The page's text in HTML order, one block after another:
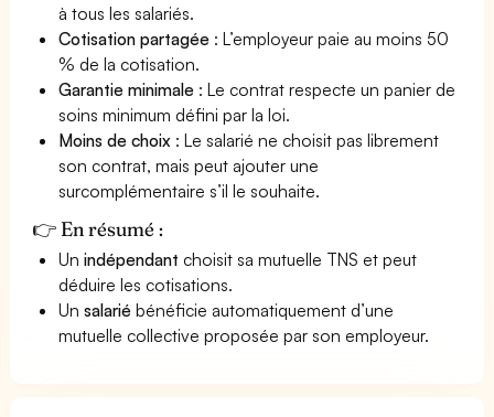
à tous les salariés.
Cotisation partagée : L’employeur paie au moins 50
% de la cotisation.
Garantie minimale : Le contrat respecte un panier de
soins minimum défini par la loi.
Moins de choix : Le salarié ne choisit pas librement
son contrat, mais peut ajouter une
surcomplémentaire s’il le souhaite.
👉 En résumé :
Unindépendant choisit sa mutuelle TNS et peut
déduire les cotisations.
Unsalarié bénéficie automatiquement d’une
mutuelle collective proposée par son employeur.